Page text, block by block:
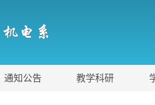
机电系
通知公告 教学科研